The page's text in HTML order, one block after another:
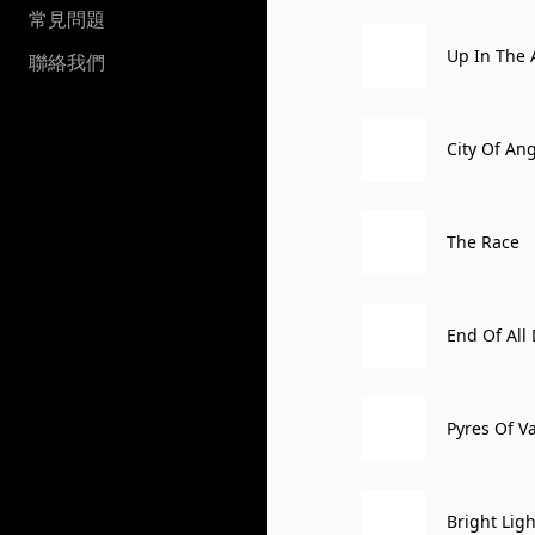
常見問題
聯絡我們
Up In The
City Of
The Race
End Of All
Pyres Of
Bright